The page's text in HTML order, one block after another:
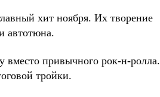
хит ноября. Их творение
автотюна.
вместо привычного рок-н-ролла.
тройки.